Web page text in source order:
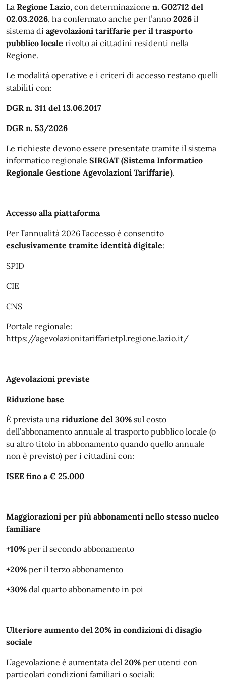
La Regione Lazio, con determinazione n. G02712 del
02.03.2026, ha confermato anche per l’anno 2026 il
sistema di agevolazioni tariffarie per il trasporto
pubblico locale rivolto ai cittadini residenti nella
Regione.
Le modalità operative e i criteri di accesso restano quelli
stabiliti con:
DGR n. 311 del 13.06.2017
DGR n. 53/2026
Le richieste devono essere presentate tramite il sistema
informatico regionale SIRGAT (Sistema Informatico
Regionale Gestione Agevolazioni Tariffarie).
Accesso alla piattaforma
Per l’annualità 2026 l’accesso è consentito
esclusivamente tramite identità digitale:
SPID
CIE
CNS
Portale regionale:
https://agevolazionitariffarietpl.regione.lazio.it/
Agevolazioni previste
Riduzione base
È prevista una riduzione del 30% sul costo
dell’abbonamento annuale al trasporto pubblico locale (o
su altro titolo in abbonamento quando quello annuale
non è previsto) per i cittadini con:
ISEE fino a € 25.000
Maggiorazioni per più abbonamenti nello stesso nucleo
familiare
+10% per il secondo abbonamento
+20% per il terzo abbonamento
+30% dal quarto abbonamento in poi
Ulteriore aumento del 20% in condizioni di disagio
sociale
L’agevolazione è aumentata del 20% per utenti con
particolari condizioni familiari o sociali: